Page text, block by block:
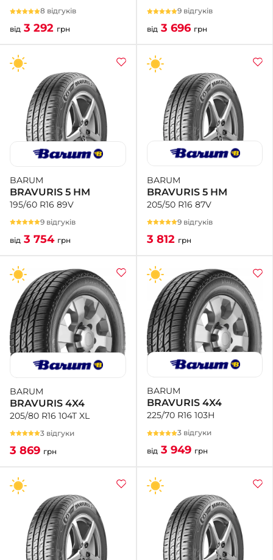
8 відгуків
від 3 292 грн
9 відгуків
від 3 696 грн
BARUM
BRAVURIS 5 HM
195/60 R16 89V
9 відгуків
від 3 754 грн
BARUM
BRAVURIS 5 HM
205/50 R16 87V
9 відгуків
3 812 грн
BARUM
BRAVURIS 4X4
205/80 R16 104T XL
3 відгуки
3 869 грн
BARUM
BRAVURIS 4X4
225/70 R16 103H
3 відгуки
від 3 949 грн